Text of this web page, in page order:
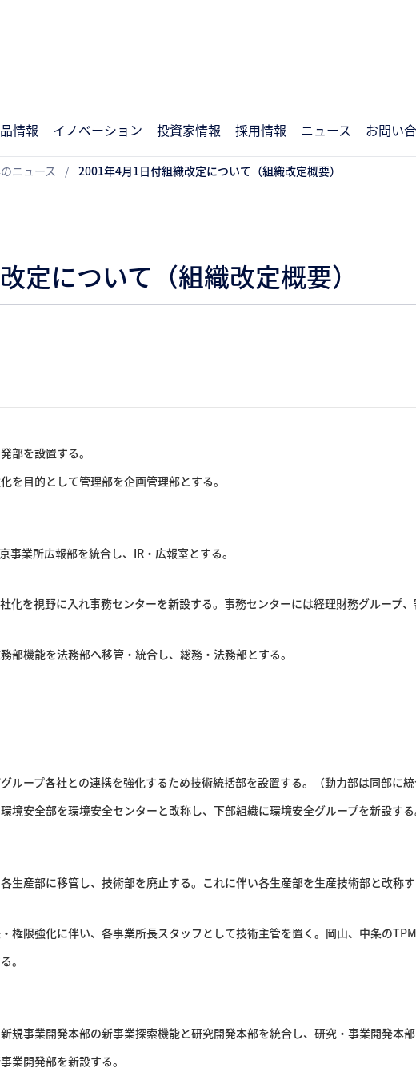
情報 イノベーション 投資家情報 採用情報 ニュース お問い
ニュース 2001年4月1日付組織改定について（組織改定概要）
定について（組織改定概要）
部を設置する。
を目的として管理部を企画管理部とする。
業所広報部を統合し、IR・広報室とする。
化を視野に入れ事務センターを新設する。事務センターには経理財務グループ
部機能を法務部へ移管・統合し、総務・法務部とする。
ループ各社との連携を強化するため技術統括部を設置する。（動力部は同部に
境安全部を環境安全センターと改称し、下部組織に環境安全グループを新設す
生産部に移管し、技術部を廃止する。これに伴い各生産部を生産技術部と改称
権限強化に伴い、各事業所長スタッフとして技術主管を置く。岡山、中条の
。
規事業開発本部の新事業探索機能と研究開発本部を統合し、研究・事業開発本
業開発部を新設する。